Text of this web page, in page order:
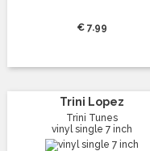
€ 7.99
Trini Lopez
Trini Tunes
vinyl single 7 inch